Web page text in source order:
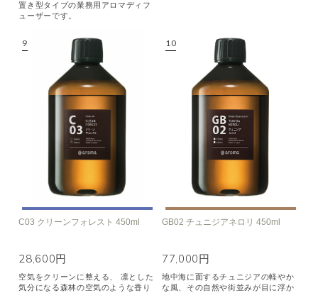
置き型タイプの業務用アロマディフ
ューザーです。
C03 クリーンフォレスト 450ml
28,600円
空気をクリーンに整える、 凛とした
気分になる森林の空気のような香り
GB02 チュニジアネロリ 450ml
77,000円
地中海に面するチュニジアの軽やか
な風、その自然や街並みが目に浮か